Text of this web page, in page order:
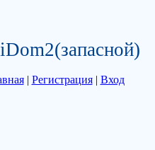
| Регистрация| Вход